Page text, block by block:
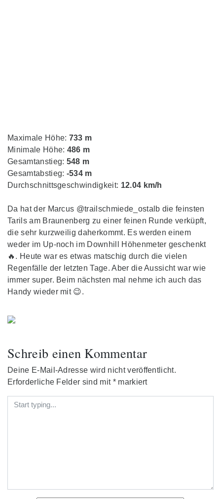
Maximale Höhe: 733 m
Minimale Höhe: 486 m
Gesamtanstieg: 548 m
Gesamtabstieg: -534 m
Durchschnittsgeschwindigkeit: 12.04 km/h
Da hat der Marcus @trailschmiede_ostalb die feinsten
Tarils am Braunenberg zu einer feinen Runde verküpft,
die sehr kurzweilig daherkommt. Es werden einem
weder im Up-noch im Downhill Höhenmeter geschenkt
🔥. Heute war es etwas matschig durch die vielen
Regenfälle der letzten Tage. Aber die Aussicht war wie
immer super. Beim nächsten mal nehme ich auch das
Handy wieder mit 😉.
Schreib einen Kommentar
Deine E-Mail-Adresse wird nicht veröffentlicht.
Erforderliche Felder sind mit *markiert